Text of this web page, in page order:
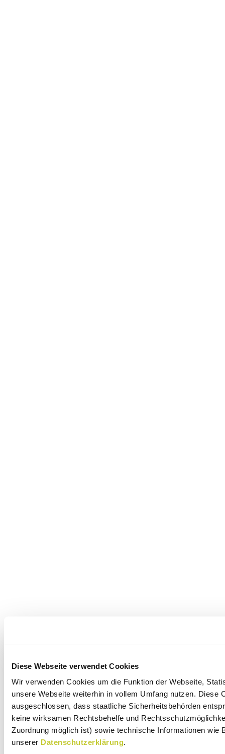
Diese Webseite verwendet Cookies
Wir verwenden Cookies um die Funktion der Webseite,
unsere Webseite weiterhin in vollem Umfang nutzen.
ausgeschlossen, dass staatliche Sicherheitsbehörden
keine wirksamen Rechtsbehelfe und
Zuordnung möglich ist) sowie technische Informationen wie
unserer Datenschutzerklärung.